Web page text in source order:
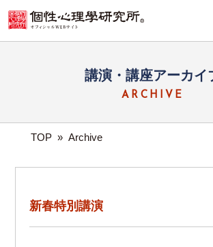
講演・講座アーカイ
ARCHIVE
TOP » Archive
新春特別講演